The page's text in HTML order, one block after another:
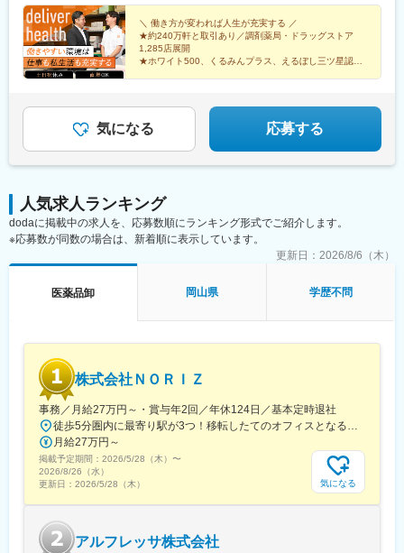
岡県静岡県島田市道悦3-14-2三島営業所：静岡県田方郡函南町肥
田字南中道476中津川営業所：岐阜県中津川市中津川字大西667-1
田辺営業所：和歌山県田辺市三栖字三反田130-5京都北営業所：京
都府京都市北区上賀茂向縄手町16滑川営業所：富山県滑川市柳原
字宮ノ東41-29※詳細は「会社概要」欄HPから
駅、砺波駅、片原町駅(富山県)、速星駅、春江駅、水落駅、しんざ
駅、上越妙高駅、信州中野駅、附属中学前駅、切石駅、岩村田
駅、西上田駅、酒折駅、禾生駅、富士駅、古庄駅、半田駅、荒子
川公園駅、妙興寺駅、六軒駅(三重県)、霞ケ浦駅、光善寺駅、平野
駅(地下鉄)、久米田駅、ケーブル八幡宮山上駅、田村駅、唐崎駅、
出雲市駅、高野駅、西富井駅、周防下郷駅、櫛ケ浜駅、府中駅(徳
島県)、北久米駅、北宇和島駅、伏石駅、下曽根駅、高城駅、杵築
駅、宮崎駅、日向庄内駅、門川駅、志布志駅、日宇駅、玉名駅、
＼ 働き方が変われば人生が充実する ／
★約240万軒と取引あり／調剤薬局・ドラッグストア
1,285店展開
★ホワイト500、くるみんプラス、えるぼし三ツ星認定
気になる 応募する
人気求人ランキング
dodaに掲載中の求人を、応募数順にランキング形式でご紹介します。
※応募数が同数の場合は、新着順に表示しています。
更新日： 2026/8/6（木）
医薬品卸 岡山県 学歴不問
株式会社ＮＯＲＩＺ
事務／月給27万円～・賞与年2回／年休124日／基本定時退社
月給27万円～
掲載予定期間： 2026/5/28（木） 〜
2026/8/26（水）
更新日： 2026/5/28（木） 気になる
アルフレッサ株式会社